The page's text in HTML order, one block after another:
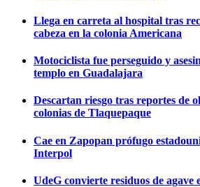
Llega en carreta al hospital tras
cabeza en la colonia Americana
Motociclista fue perseguido y
templo en Guadalajara
Descartan riesgo tras reportes de
colonias de Tlaquepaque
Cae en Zapopan prófugo
Interpol
UdeG convierte residuos de agave